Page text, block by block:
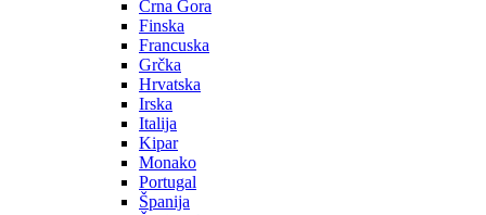
Crna Gora
Finska
Francuska
Grčka
Hrvatska
Irska
Italija
Kipar
Monako
Portugal
Španija